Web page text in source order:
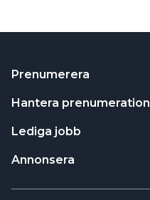
Prenumerera
Hantera prenumeration
Lediga jobb
Annonsera